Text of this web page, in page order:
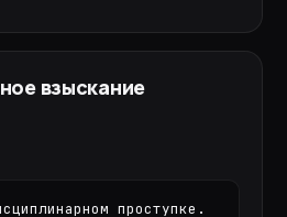
взыскание
проступке.